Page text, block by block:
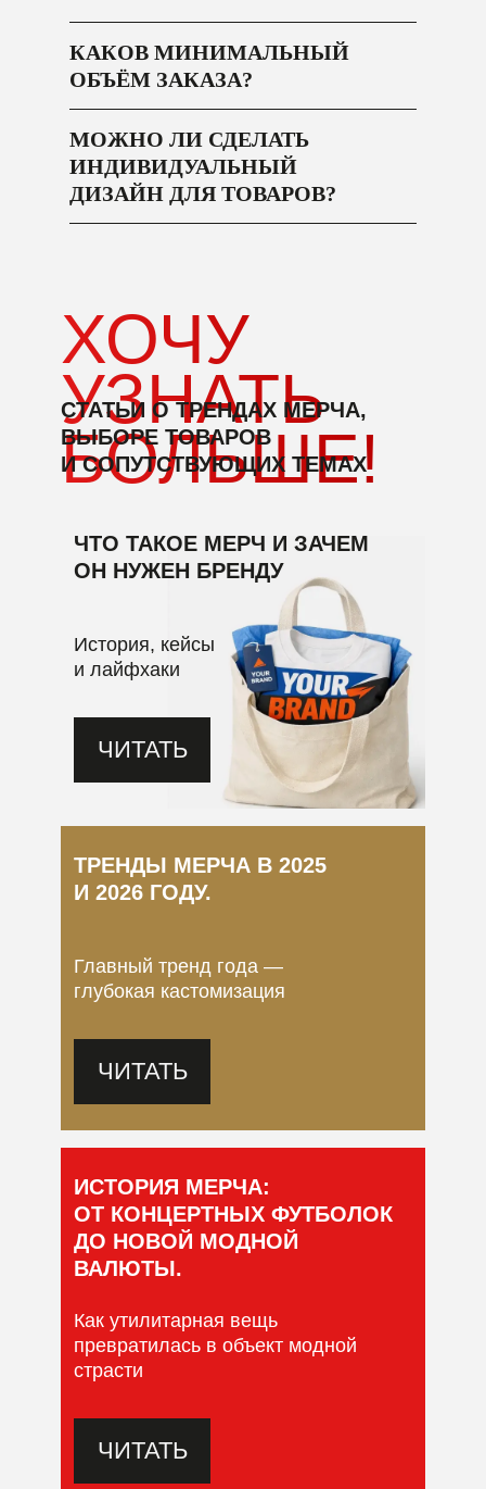
КАКОВ МИНИМАЛЬНЫЙ
ОБЪЁМ ЗАКАЗА?
МОЖНО ЛИ СДЕЛАТЬ
ИНДИВИДУАЛЬНЫЙ
ДИЗАЙН ДЛЯ ТОВАРОВ?
ХОЧУ
УЗНАТЬ
БОЛЬШЕ!
Как утилитарная вещь
превратилась в объект модной
страсти
ИСТОРИЯ МЕРЧА:
ОТ КОНЦЕРТНЫХ ФУТБОЛОК
ДО НОВОЙ МОДНОЙ
ВАЛЮТЫ.
ЧИТАТЬ
Главный тренд года —
глубокая кастомизация
ТРЕНДЫ МЕРЧА В 2025
И 2026 ГОДУ.
ЧИТАТЬ
История, кейсы
и лайфхаки
ЧТО ТАКОЕ МЕРЧ И ЗАЧЕМ
ОН НУЖЕН БРЕНДУ
СТАТЬИ О ТРЕНДАХ МЕРЧА,
ВЫБОРЕ ТОВАРОВ
И СОПУТСТВУЮЩИХ ТЕМАХ
ЧИТАТЬ